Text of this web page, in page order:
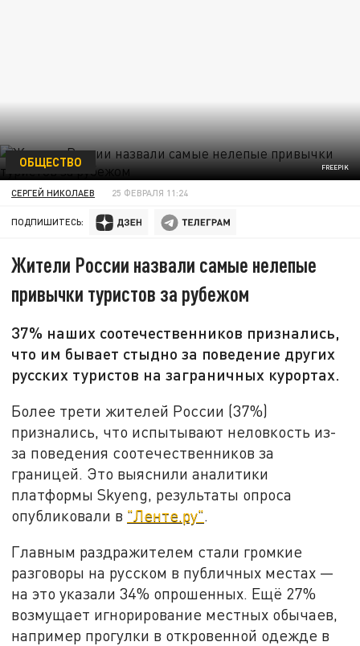
FREEPIK
ОБЩЕСТВО
СЕРГЕЙ НИКОЛАЕВ 25 ФЕВРАЛЯ 11:24
ПОДПИШИТЕСЬ:
Жители России назвали самые нелепые
привычки туристов за рубежом
37% наших соотечественников признались,
что им бывает стыдно за поведение других
русских туристов на заграничных курортах.
Более трети жителей России (37%)
признались, что испытывают неловкость из-
за поведения соотечественников за
границей. Это выяснили аналитики
платформы Skyeng, результаты опроса
опубликовали в "Ленте.ру".
Главным раздражителем стали громкие
разговоры на русском в публичных местах —
на это указали 34% опрошенных. Ещё 27%
возмущает игнорирование местных обычаев,
например прогулки в откровенной одежде в